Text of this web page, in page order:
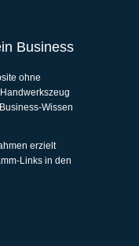
Business
ohne
Wissen
erzielt
Links in den